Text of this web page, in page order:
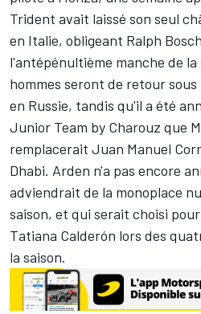
Trident avait laissé son seul
en Italie, obligeant Ralph
l'antépénultième manche de la
hommes seront de retour
en Russie, tandis qu'il a été
Junior Team by Charouz que
remplacerait Juan Manuel
Dhabi. Arden n'a pas encore
adviendrait de la monoplace
saison, et qui serait choisi
Tatiana Calderón lors des
la saison.